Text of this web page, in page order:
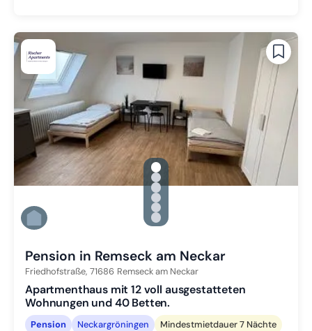
gallery.slide_selector
Zu Slide 1 wechseln
Zu Slide 2 wechseln
Zu Slide 3 wechseln
Zu Slide 4 wechseln
Zu Slide 5 wechseln
Zu Slide 6 wechseln
Pension in Remseck am Neckar
Friedhofstraße, 71686 Remseck am Neckar
Apartmenthaus mit 12 voll ausgestatteten
Wohnungen und 40 Betten.
Pension Neckargröningen
Mindestmietdauer 7 Nächte